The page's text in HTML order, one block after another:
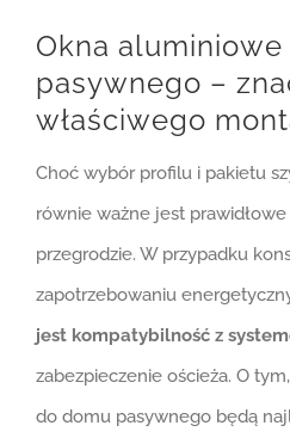
Okna
pasywnego –
właściwego
Choć wybór profilu i pakietu
równie ważne jest
przegrodzie. W przypadku
zapotrzebowaniu
jest kompatybilność z
zabezpieczenie ościeża. O
do domu pasywnego będą